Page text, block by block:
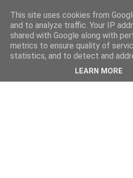
This site uses cookies from
and to analyze traffic. Your IP
shared with Google along with
metrics to ensure quality of
statistics, and to detect and
LEARN MORE